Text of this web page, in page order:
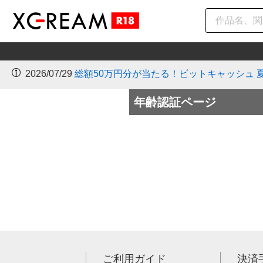
2026/07/29 総額50万円分が当たる！ビットキャッシュ
年齢認証ページ
ご利用ガイド 決済